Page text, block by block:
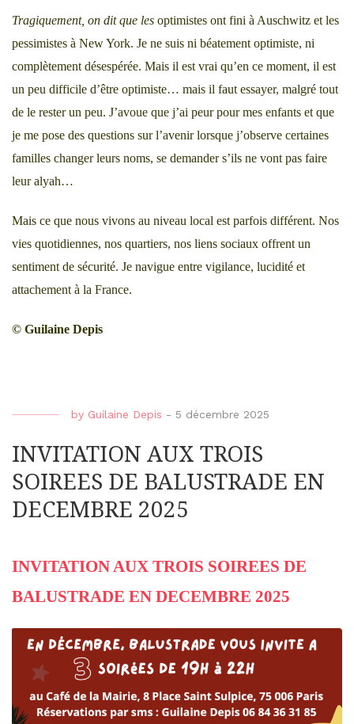
Tragiquement, on dit que les optimistes ont fini à Auschwitz et les
pessimistes à New York. Je ne suis ni béatement optimiste, ni
complètement désespérée. Mais il est vrai qu’en ce moment, il est
un peu difficile d’être optimiste… mais il faut essayer, malgré tout
de le rester un peu. J’avoue que j’ai peur pour mes enfants et que
je me pose des questions sur l’avenir lorsque j’observe certaines
familles changer leurs noms, se demander s’ils ne vont pas faire
leur alyah…
Mais ce que nous vivons au niveau local est parfois différent. Nos
vies quotidiennes, nos quartiers, nos liens sociaux offrent un
sentiment de sécurité. Je navigue entre vigilance, lucidité et
attachement à la France.
© Guilaine Depis
by Guilaine Depis - 5 décembre 2025
INVITATION AUX TROIS
SOIREES DE BALUSTRADE EN
DECEMBRE 2025
INVITATION AUX TROIS SOIREES DE
BALUSTRADE EN DECEMBRE 2025